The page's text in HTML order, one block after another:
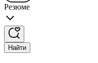
Резюме
Найти